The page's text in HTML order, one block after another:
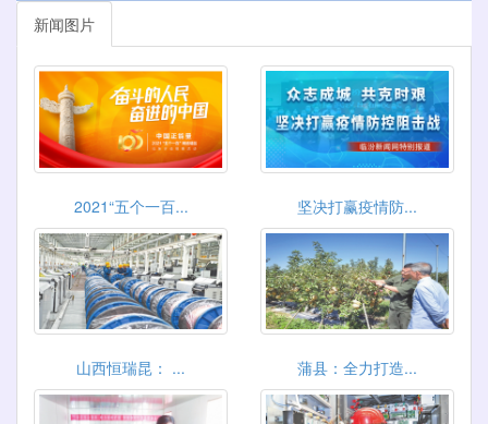
新闻图片
2021“五个一百... 坚决打赢疫情防...
山西恒瑞昆： ... 蒲县：全力打造...